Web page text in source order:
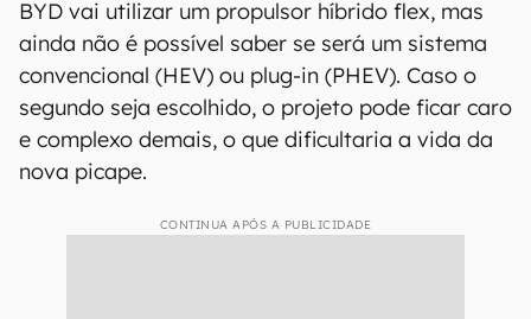
BYD vai utilizar um propulsor híbrido flex, mas
ainda não é possível saber se será um sistema
convencional (HEV) ou plug-in (PHEV). Caso o
segundo seja escolhido, o projeto pode ficar caro
e complexo demais, o que dificultaria a vida da
nova picape.
CONTINUA APÓS A PUBLICIDADE